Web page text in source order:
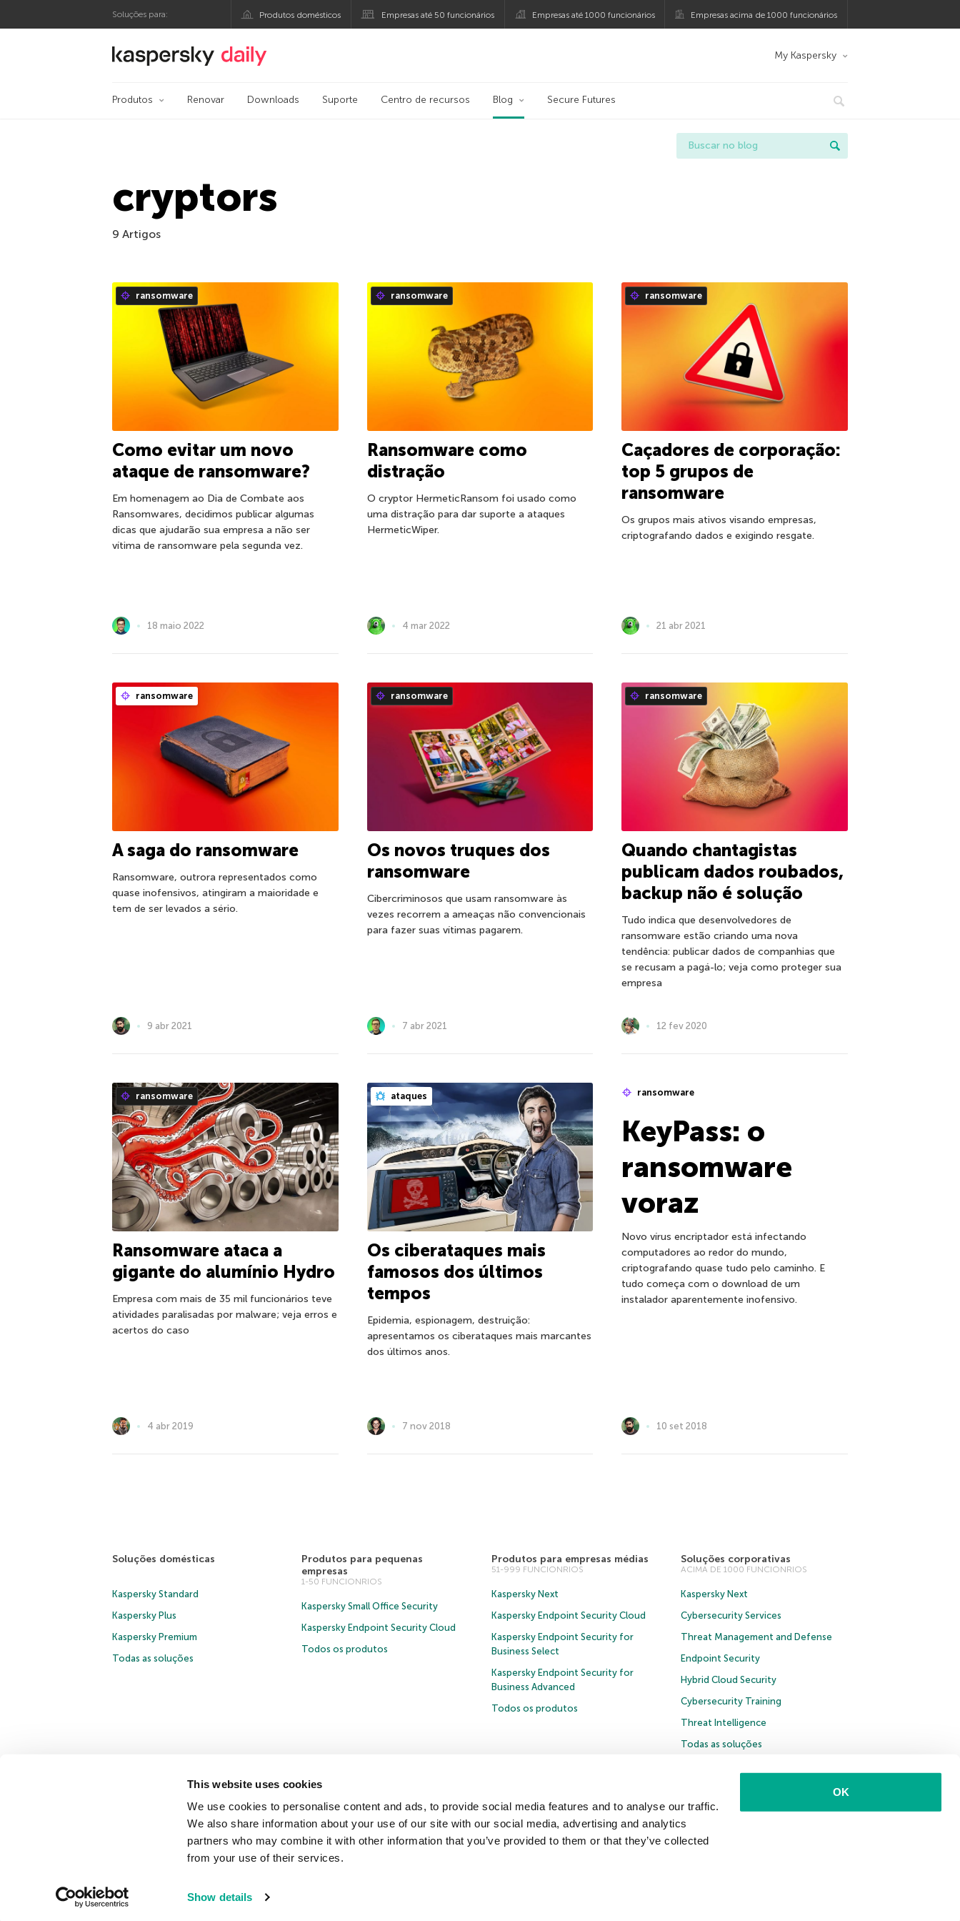
This website uses cookies
We use cookies to personalise content and ads, to provide social media features and to analyse our traffic.
We also share information about your use of our site with our social media, advertising and analytics
partners who may combine it with other information that you’ve provided to them or that they’ve collected
from your use of their services.
Show details
OK
Soluções para: Produtos domésticos Empresas até 50 funcionários Empresas até 1000 funcionários Empresas acima de 1000 funcionários
Blog oficial da Kaspersky My Kaspersky
Produtos Renovar Downloads Suporte Centro de recursos Blog Secure Futures
cryptors
9 Artigos
ransomware
Como evitar um novo
ataque de ransomware?
Em homenagem ao Dia de Combate aos
Ransomwares, decidimos publicar algumas
dicas que ajudarão sua empresa a não ser
vítima de ransomware pela segunda vez.
18 maio 2022
ransomware
Ransomware como
distração
O cryptor HermeticRansom foi usado como
uma distração para dar suporte a ataques
HermeticWiper.
4 mar 2022
ransomware
Caçadores de corporação:
top 5 grupos de
ransomware
Os grupos mais ativos visando empresas,
criptografando dados e exigindo resgate.
21 abr 2021
ransomware
A saga do ransomware
Ransomware, outrora representados como
quase inofensivos, atingiram a maioridade e
tem de ser levados a sério.
9 abr 2021
ransomware
Os novos truques dos
ransomware
Cibercriminosos que usam ransomware às
vezes recorrem a ameaças não convencionais
para fazer suas vítimas pagarem.
7 abr 2021
ransomware
Quando chantagistas
publicam dados roubados,
backup não é solução
Tudo indica que desenvolvedores de
ransomware estão criando uma nova
tendência: publicar dados de companhias que
se recusam a pagá-lo; veja como proteger sua
empresa
12 fev 2020
ransomware
Ransomware ataca a
gigante do alumínio Hydro
Empresa com mais de 35 mil funcionários teve
atividades paralisadas por malware; veja erros e
acertos do caso
4 abr 2019
ataques
Os ciberataques mais
famosos dos últimos
tempos
Epidemia, espionagem, destruição:
apresentamos os ciberataques mais marcantes
dos últimos anos.
7 nov 2018
ransomware
KeyPass: o
ransomware
voraz
Novo vírus encriptador está infectando
computadores ao redor do mundo,
criptografando quase tudo pelo caminho. E
tudo começa com o download de um
instalador aparentemente inofensivo.
10 set 2018
Soluções domésticas
Kaspersky Standard
Kaspersky Plus
Kaspersky Premium
Todas as soluções
Produtos para pequenas
empresas
1-50 FUNCIONRIOS
Kaspersky Small Office Security
Kaspersky Endpoint Security Cloud
Todos os produtos
Produtos para empresas médias
51-999 FUNCIONRIOS
Kaspersky Next
Kaspersky Endpoint Security Cloud
Kaspersky Endpoint Security for
Business Select
Kaspersky Endpoint Security for
Business Advanced
Todos os produtos
Soluções corporativas
ACIMA DE 1000 FUNCIONRIOS
Kaspersky Next
Cybersecurity Services
Threat Management and Defense
Endpoint Security
Hybrid Cloud Security
Cybersecurity Training
Threat Intelligence
Todas as soluções
© 2026 AO Kaspersky Lab. Todos os direitos reservados. Política de privacidade Política de anticorrupção
Contrato de Licença B2B
Termos e condições de venda
Sobre a Kaspersky Parceiros Comunicado à imprensa